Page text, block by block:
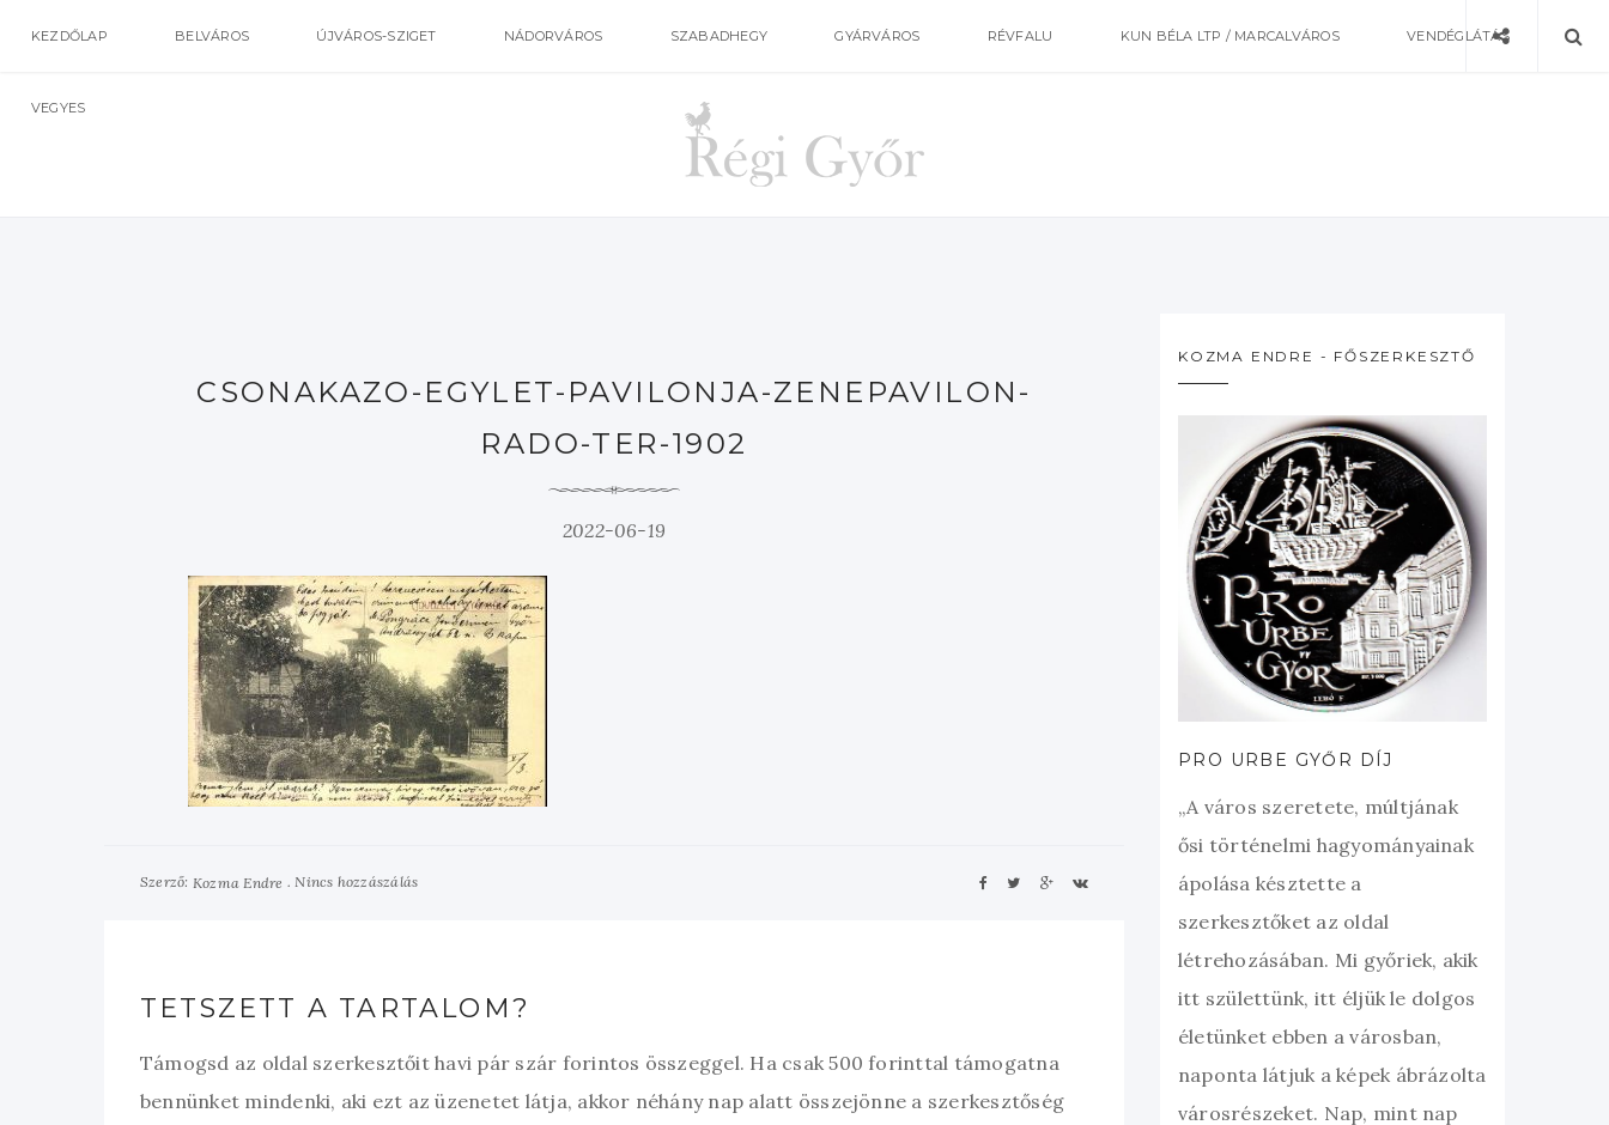
KEZDŐLAP BELVÁROS ÚJVÁROS-SZIGET NÁDORVÁROS SZABADHEGY GYÁRVÁROS RÉVFALU KUN BÉLA LTP / MARCALVÁROS VENDÉGLÁTÁS
VEGYES
CSONAKAZO-EGYLET-PAVILONJA-ZENEPAVILON-
RADO-TER-1902
2022-06-19
Szerző: Kozma Endre Nincs hozzászálás
TETSZETT A TARTALOM?
Támogsd az oldal szerkesztőit havi pár szár forintos összeggel. Ha csak 500 forinttal támogatna
bennünket mindenki, aki ezt az üzenetet látja, akkor néhány nap alatt összejönne a szerkesztőség
KOZMA ENDRE - FŐSZERKESZTŐ
PRO URBE GYŐR DÍJ
„A város szeretete, múltjának
ősi történelmi hagyományainak
ápolása késztette a
szerkesztőket az oldal
létrehozásában. Mi győriek, akik
itt születtünk, itt éljük le dolgos
életünket ebben a városban,
naponta látjuk a képek ábrázolta
városrészeket. Nap, mint nap